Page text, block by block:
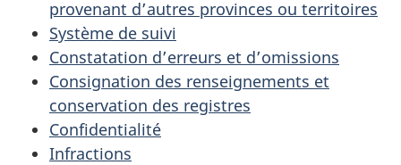
provenant d’autres provinces ou territoires
Système de suivi
Constatation d’erreurs et d’omissions
Consignation des renseignements et
conservation des registres
Confidentialité
Infractions